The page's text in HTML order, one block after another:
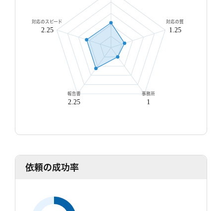
無料相談/見積もり
30秒でご案内できます
現在営業中
対応の質
1.25
事務所
1
報告書
2.25
対応のスピード
2.25
依頼の成功率